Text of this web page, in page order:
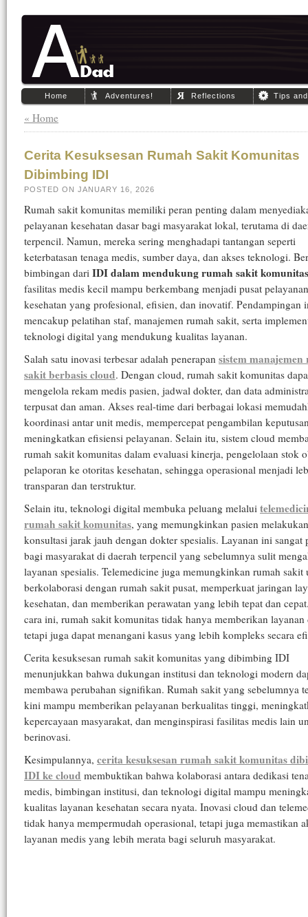
Home Adventures! Reflections Tips
« Home
Cerita Kesuksesan Rumah Sakit Komunitas
Dibimbing IDI
POSTED ON JANUARY 16, 2026
Rumah sakit komunitas memiliki peran penting dalam
pelayanan kesehatan dasar bagi masyarakat lokal, terutama di
terpencil. Namun, mereka sering menghadapi tantangan seperti
keterbatasan tenaga medis, sumber daya, dan akses teknologi.
bimbingan dari IDI dalam mendukung rumah sakit komunitas
fasilitas medis kecil mampu berkembang menjadi pusat pelayanan
kesehatan yang profesional, efisien, dan inovatif. Pendampingan
mencakup pelatihan staf, manajemen rumah sakit, serta
teknologi digital yang mendukung kualitas layanan.
Salah satu inovasi terbesar adalah penerapan sistem
sakit berbasis cloud. Dengan cloud, rumah sakit komunitas
mengelola rekam medis pasien, jadwal dokter, dan data
terpusat dan aman. Akses real-time dari berbagai lokasi
koordinasi antar unit medis, mempercepat pengambilan
meningkatkan efisiensi pelayanan. Selain itu, sistem cloud
rumah sakit komunitas dalam evaluasi kinerja, pengelolaan stok
pelaporan ke otoritas kesehatan, sehingga operasional menjadi
transparan dan terstruktur.
Selain itu, teknologi digital membuka peluang melalui
rumah sakit komunitas, yang memungkinkan pasien melakukan
konsultasi jarak jauh dengan dokter spesialis. Layanan ini sangat
bagi masyarakat di daerah terpencil yang sebelumnya sulit
layanan spesialis. Telemedicine juga memungkinkan rumah sakit
berkolaborasi dengan rumah sakit pusat, memperkuat jaringan
kesehatan, dan memberikan perawatan yang lebih tepat dan
cara ini, rumah sakit komunitas tidak hanya memberikan layanan
tetapi juga dapat menangani kasus yang lebih kompleks secara
Cerita kesuksesan rumah sakit komunitas yang dibimbing IDI
menunjukkan bahwa dukungan institusi dan teknologi modern
membawa perubahan signifikan. Rumah sakit yang sebelumnya
kini mampu memberikan pelayanan berkualitas tinggi,
kepercayaan masyarakat, dan menginspirasi fasilitas medis lain
berinovasi.
Kesimpulannya, cerita kesuksesan rumah sakit komunitas
IDI ke cloud membuktikan bahwa kolaborasi antara dedikasi
medis, bimbingan institusi, dan teknologi digital mampu
kualitas layanan kesehatan secara nyata. Inovasi cloud dan
tidak hanya mempermudah operasional, tetapi juga memastikan
layanan medis yang lebih merata bagi seluruh masyarakat.